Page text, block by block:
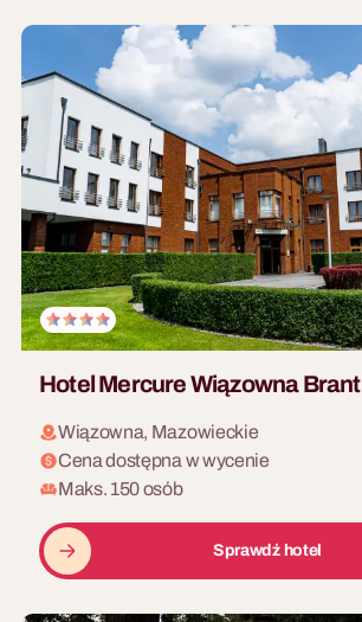
Hotel Mercure Wiązowna Brant
Wiązowna, Mazowieckie
Cena dostępna w wycenie
Maks. 150 osób
Sprawdź hotel